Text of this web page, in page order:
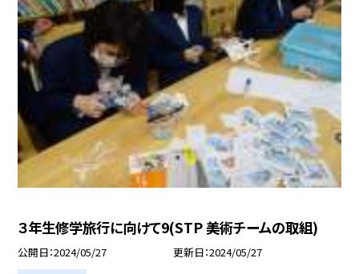
３年生修学旅行に向けて9(STP 美術チームの取組)
公開日 2024/05/27 更新日 2024/05/27